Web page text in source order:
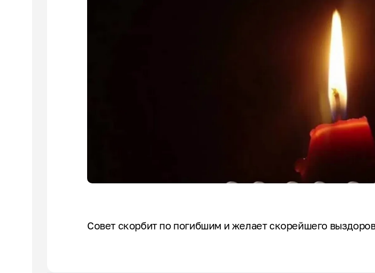
Совет скорбит по погибшим и желает скорейшего